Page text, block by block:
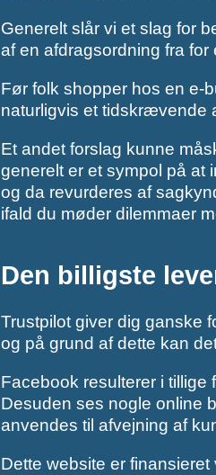
Generelt slår vi et slag for
af en afdragsordning fra
Før folk shopper hos en e-
naturligvis et tidskrævende
Et andet forslag kunne
generelt er et sympol på at
og da revurderes af
ifald du møder dilemmaer
Den billigste
Trustpilot giver dig ganske
og på grund af dette kan
Facebook resulterer i
Desuden ses nogle online
anvendes til afvejning af
Dette website er